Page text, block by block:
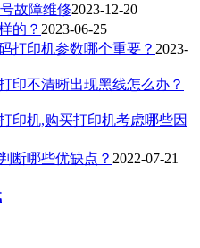
故障维修2023-12-20
？ 2023-06-25
印机参数哪个重要？ 2023-
印不清晰出现黑线怎么办？
印机,购买打印机考虑哪些因
哪些优缺点？ 2022-07-21